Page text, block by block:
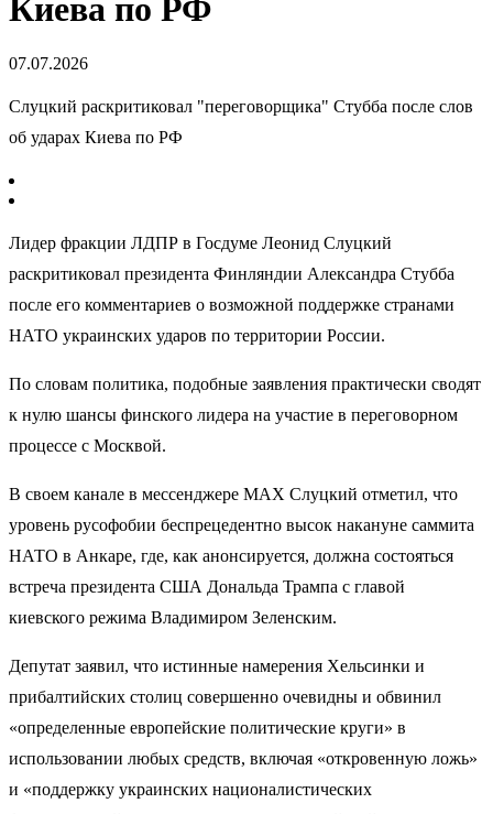
Киева по РФ
07.07.2026
Слуцкий раскритиковал "переговорщика" Стубба после слов
об ударах Киева по РФ
Лидер фракции ЛДПР в Госдуме Леонид Слуцкий
раскритиковал президента Финляндии Александра Стубба
после его комментариев о возможной поддержке странами
НАТО украинских ударов по территории России.
По словам политика, подобные заявления практически сводят
к нулю шансы финского лидера на участие в переговорном
процессе с Москвой.
В своем канале в мессенджере MAX Слуцкий отметил, что
уровень русофобии беспрецедентно высок накануне саммита
НАТО в Анкаре, где, как анонсируется, должна состояться
встреча президента США Дональда Трампа с главой
киевского режима Владимиром Зеленским.
Депутат заявил, что истинные намерения Хельсинки и
прибалтийских столиц совершенно очевидны и обвинил
«определенные европейские политические круги» в
использовании любых средств, включая «откровенную ложь»
и «поддержку украинских националистических